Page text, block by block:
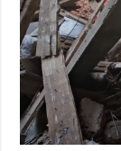
Kultur
Sport
Notstand
Notfälle